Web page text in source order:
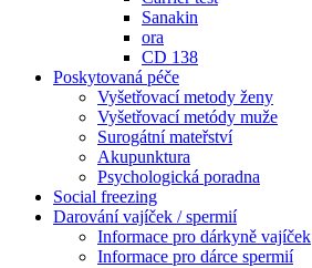
Sanakin
ora
CD 138
Poskytovaná péče
Vyšetřovací metody ženy
Vyšetřovací metódy muže
Surogátní mateřství
Akupunktura
Psychologická poradna
Social freezing
Darování vajíček / spermií
Informace pro dárkyně vajíček
Informace pro dárce spermií